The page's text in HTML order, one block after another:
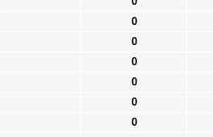
0
0
0
0
0
0